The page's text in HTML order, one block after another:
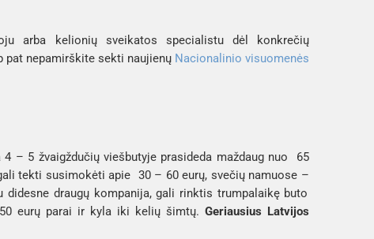
arba kelionių sveikatos specialistu dėl konkrečių
pat nepamirškite sekti naujienų Nacionalinio visuomenės
– 5 žvaigždučių viešbutyje prasideda maždaug nuo 65
tekti susimokėti apie 30 – 60 eurų, svečių namuose –
draugų kompanija, gali rinktis trumpalaikę buto
50 eurų parai ir kyla iki kelių šimtų.Geriausius Latvijos